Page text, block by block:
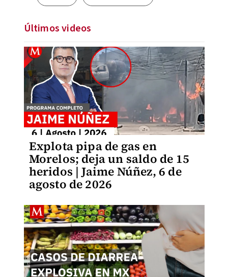
Últimos videos
Explota pipa de gas en
Morelos; deja un saldo de 15
heridos | Jaime Núñez, 6 de
agosto de 2026